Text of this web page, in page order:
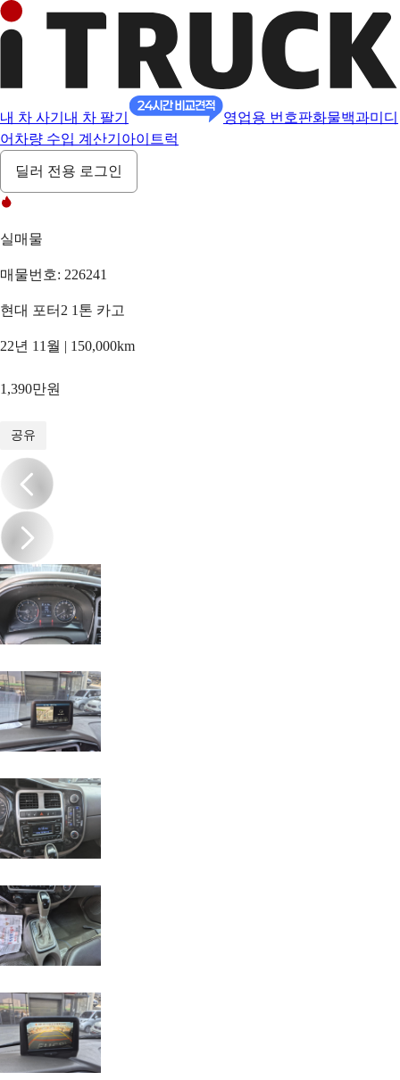
내 차 사기 내 차 팔기 영업용 번호판화물백과미디
어 차량 수입 계산기 아이트럭
딜러 전용 로그인
실매물
매물번호: 226241
현대 포터2 1톤 카고
22년 11월 | 150,000km
1,390만원
공유
/14